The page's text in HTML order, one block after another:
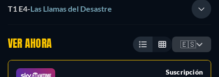
T1 E4-Las Llamas del Desastre
VER AHORA 🇪🇸
Suscripción